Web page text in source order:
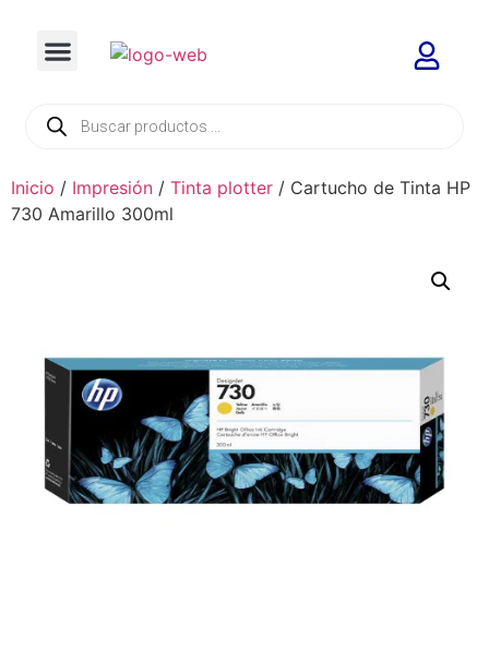
Inicio / Impresión / Tinta plotter / Cartucho de Tinta HP
730 Amarillo 300ml